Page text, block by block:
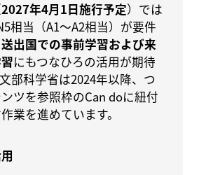
2027年4月1日施行予定）では
相当（A1〜A2相当）が要件
送出国での事前学習および来
にもつなひろの活用が期待
部科学省は2024年以降、つ
ツを参照枠のCan doに紐付
業を進めています。